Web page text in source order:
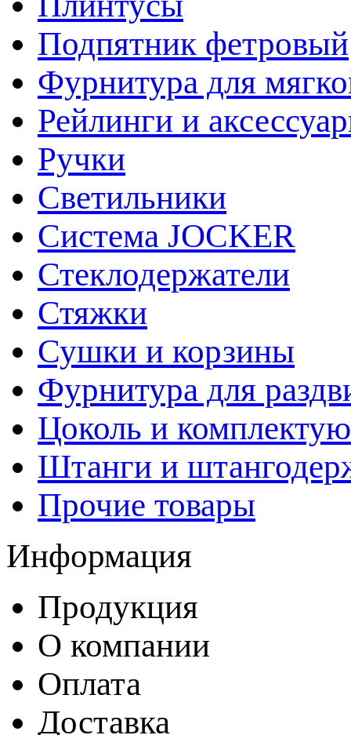
Подпятник фетровый
Фурнитура для
Рейлинги и
Ручки
Светильники
Система JOCKER
Стеклодержатели
Стяжки
Сушки и корзины
Фурнитура для
Цоколь и
Штанги и
Прочие товары
Информация
Продукция
О компании
Оплата
Доставка